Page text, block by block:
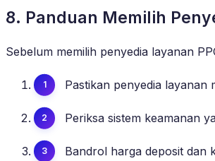
8. Panduan Memilih
Sebelum memilih penyedia layanan
Pastikan penyedia layanan
Periksa sistem keamanan
Bandrol harga deposit dan